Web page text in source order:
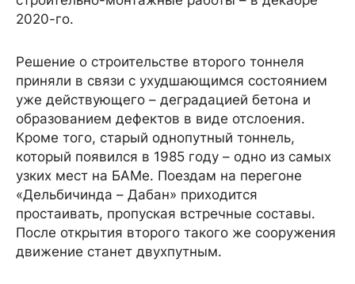
2020-го.
Решение о строительстве второго тоннеля
приняли в связи с ухудшающимся состоянием
уже действующего – деградацией бетона и
образованием дефектов в виде отслоения.
Кроме того, старый однопутный тоннель,
который появился в 1985 году – одно из самых
узких мест на БАМе. Поездам на перегоне
«Дельбичинда – Дабан» приходится
простаивать, пропуская встречные составы.
После открытия второго такого же сооружения
движение станет двухпутным.